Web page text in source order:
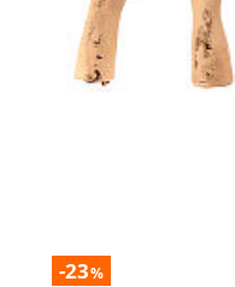
-23%